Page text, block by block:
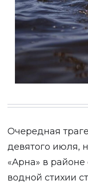
Очередная
девятого июля,
«Арна» в
водной стихии